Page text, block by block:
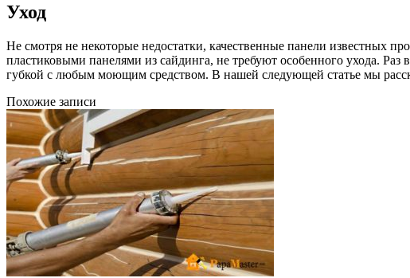
Уход
Не смотря не некоторые недостатки, качественные панели известных
пластиковыми панелями из сайдинга, не требуют особенного ухода.
губкой с любым моющим средством. В нашей следующей статье мы
Похожие записи